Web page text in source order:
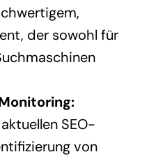
der sowohl für
SEO-
von